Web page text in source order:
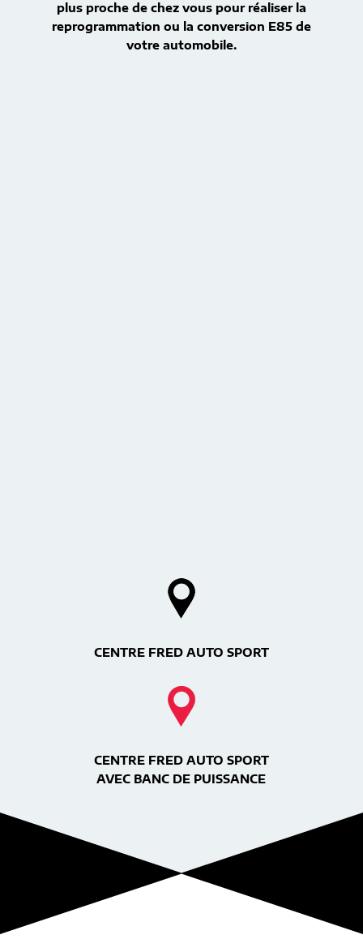
plus proche de chez vous pour réaliser la
reprogrammation ou la conversion E85 de
votre automobile.
CENTRE FRED AUTO SPORT
CENTRE FRED AUTO SPORT
AVEC BANC DE PUISSANCE